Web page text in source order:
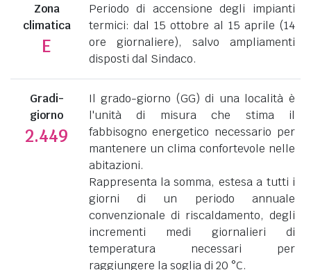
Zona
climatica
E
Periodo di accensione degli impianti
termici: dal 15 ottobre al 15 aprile (14
ore giornaliere), salvo ampliamenti
disposti dal Sindaco.
Gradi-
giorno
2.449
Il grado-giorno (GG) di una località è
l'unità di misura che stima il
fabbisogno energetico necessario per
mantenere un clima confortevole nelle
abitazioni.
Rappresenta la somma, estesa a tutti i
giorni di un periodo annuale
convenzionale di riscaldamento, degli
incrementi medi giornalieri di
temperatura necessari per
raggiungere la soglia di 20 °C.